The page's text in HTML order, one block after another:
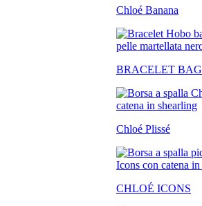
Chloé Banana
BRACELET BAG
Chloé Plissé
CHLOÉ ICONS